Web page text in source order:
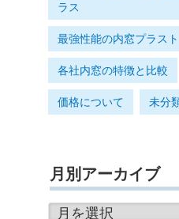
ラス
最強性能の内窓プラスト
各社内窓の特徴と比較
価格について 未分
月別アーカイブ
月